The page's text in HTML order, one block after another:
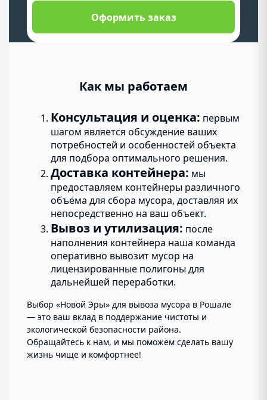
Оформить заказ
Как мы работаем
Консультация и оценка: первым
шагом является обсуждение ваших
потребностей и особенностей объекта
для подбора оптимального решения.
Доставка контейнера: мы
предоставляем контейнеры различного
объёма для сбора мусора, доставляя их
непосредственно на ваш объект.
Вывоз и утилизация: после
наполнения контейнера наша команда
оперативно вывозит мусор на
лицензированные полигоны для
дальнейшей переработки.
Выбор «Новой Эры» для вывоза мусора в Рошале
— это ваш вклад в поддержание чистоты и
экологической безопасности района.
Обращайтесь к нам, и мы поможем сделать вашу
жизнь чище и комфортнее!